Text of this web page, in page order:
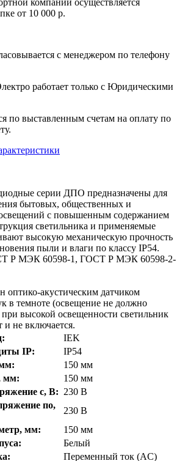
от 10 000 р.
с менеджером по телефону
работает только с Юридическими
по выставленным счетам на оплату по
серии ДПО предназначены для
бытовых, общественных и
с повышенным содержанием
светильника и применяемые
высокую механическую прочность
пыли и влаги по классу IP54.
Р МЭК 60598-1, ГОСТ Р МЭК 60598-2-
оптико-акустическим датчиком
в темноте (освещение не должно
высокой освещенности светильник
и не включается.
IEK
IP:
IP54
150 мм
мм:
150 мм
с, В: 230 В
по,
230 В
мм:
150 мм
Белый
Переменный ток (AC)